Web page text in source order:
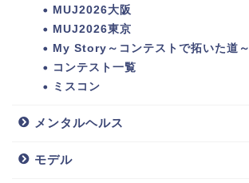
MUJ2026大阪
MUJ2026東京
My Story～コンテストで拓いた道～
コンテスト一覧
ミスコン
メンタルヘルス
モデル